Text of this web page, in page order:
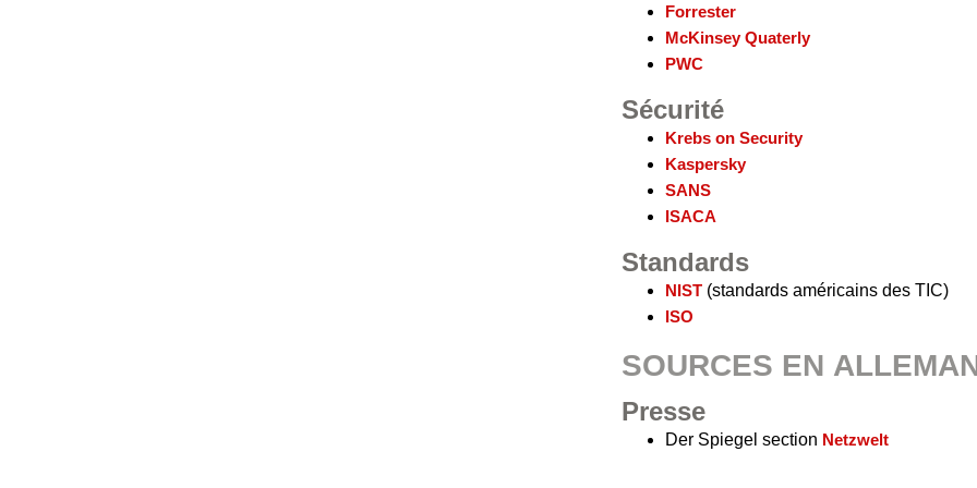
Forrester
McKinsey Quaterly
PWC
Sécurité
Krebs on Security
Kaspersky
SANS
ISACA
Standards
NIST (standards américains des TIC)
ISO
SOURCES EN
Presse
Der Spiegel section Netzwelt